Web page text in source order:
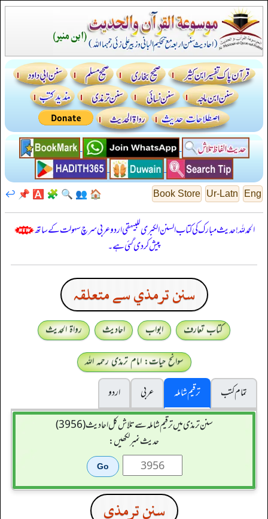
Eng
Ur-Latn
Book Store
🏠
👥
🔍
🧩
🅰️
📌
↩️
الحمدللہ! حدیث مبارک کی کتاب السنن الكبرى للبيهقي اردو عربی سرچ سہولت کے ساتھ
پیش کر دی گئی ہے۔
سنن ترمذي سے متعلقہ
کتاب تعارف ابواب احادیث
رواۃ الحدیث
سوانح حیات: امام ترمذی رحمہ اللہ
تمام کتب
ترقیم شاملہ عربی
اردو
سنن ترمذی میں ترقیم شاملہ سے تلاش کل احادیث (3956)
حدیث نمبر لکھیں:
سنن ترمذي